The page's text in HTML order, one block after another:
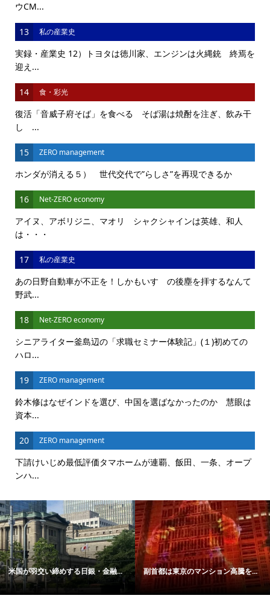
ウCM...
13 私の産業史
実録・産業史 12）トヨタは徳川家、エンジンは火縄銃 終焉を
迎え...
14 食・彩光
復活「音威子府そば」を食べる そば湯は焼酎を注ぎ、飲み干
し ...
15 ZERO management
ホンダが消える５） 世代交代で”らしさ”を再現できるか
16 Net-ZERO economy
アイヌ、アボリジニ、マオリ シャクシャインは英雄、和人
は・・・
17 私の産業史
あの日野自動車が不正を！しかもいすゞの後塵を拝するなんて
野武...
18 Net-ZERO economy
シニアライター釜島辺の「求職セミナー体験記」(１)初めての
ハロ...
19 ZERO management
鈴木修はなぜインドを選び、中国を選ばなかったのか 慧眼は
資本...
20 ZERO management
下請けいじめ最低評価タマホームが連覇、飯田、一条、オープ
ンハ...
米国が羽交い締めする日銀・金融... 副首都は東京のマンション高騰を...